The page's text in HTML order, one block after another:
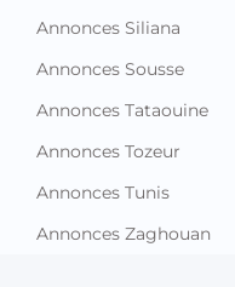
Annonces Siliana
Annonces Sousse
Annonces Tataouine
Annonces Tozeur
Annonces Tunis
Annonces Zaghouan